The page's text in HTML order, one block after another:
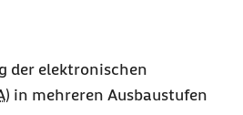
der elektronischen
) in mehreren Ausbaustufen